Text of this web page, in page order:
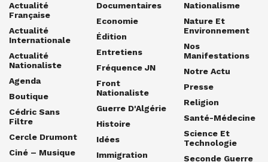
Actualité
Française
Actualité
Internationale
Actualité
Nationaliste
Agenda
Boutique
Cédric Sans
Filtre
Cercle Drumont
Ciné – Musique
Documentaires
Economie
Édition
Entretiens
Fréquence JN
Front
Nationaliste
Guerre D'Algérie
Histoire
Idées
Immigration
Nationalisme
Nature Et
Environnement
Nos
Manifestations
Notre Actu
Presse
Religion
Santé-Médecine
Science Et
Technologie
Seconde Guerre